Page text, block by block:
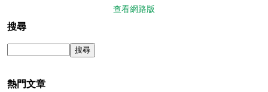
查看網路版
搜尋
熱門文章